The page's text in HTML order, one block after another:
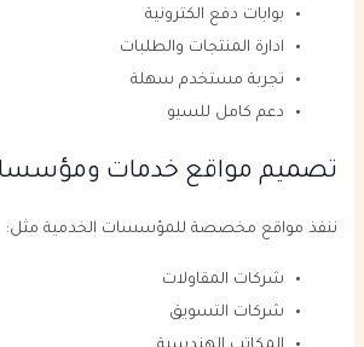
بوابات دفع الكترونية
ادارة المنتجات والطلبات
تجربة مستخدم سهلة
دعم كامل للسيو
تصميم مواقع خدمات
ننفذ مواقع مخصصة للمؤسسات الخدمية مثل:
شركات المقاولات
شركات التسويق